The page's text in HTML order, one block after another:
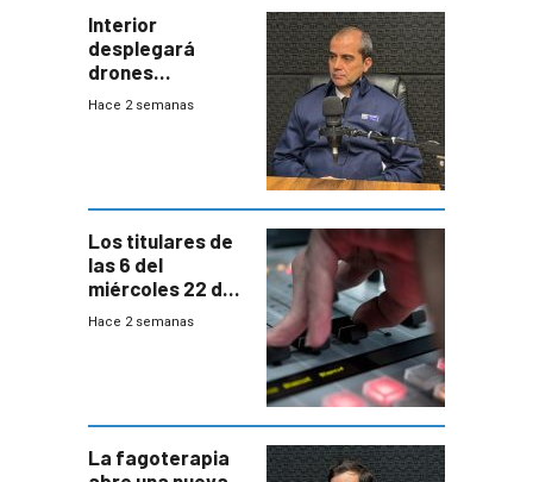
Interior
desplegará
drones
autónomos para
Hace 2 semanas
Los titulares de
las 6 del
miércoles 22 de
julio de 2026
Hace 2 semanas
La fagoterapia